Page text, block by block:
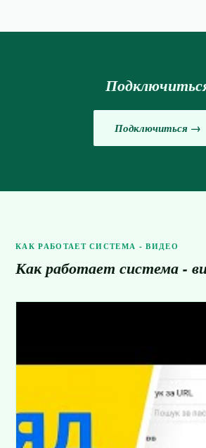
Подключиться →
КАК РАБОТАЕТ СИСТЕМА - ВИДЕО
Как работает система -